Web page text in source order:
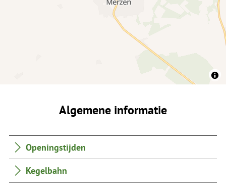
Algemene informatie
Openingstijden
Kegelbahn